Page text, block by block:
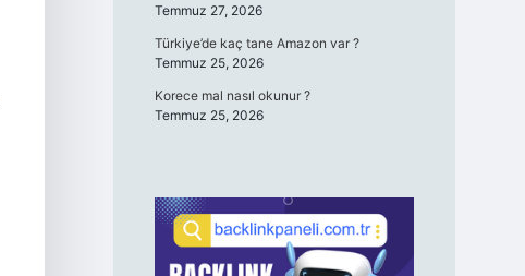
Temmuz 27, 2026
Türkiye’de kaç tane Amazon var ?
Temmuz 25, 2026
Korece mal nasıl okunur ?
Temmuz 25, 2026